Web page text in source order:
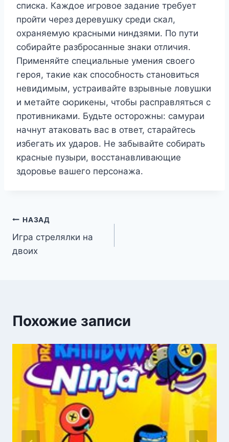
списка. Каждое игровое задание требует
пройти через деревушку среди скал,
охраняемую красными ниндзями. По пути
собирайте разбросанные знаки отличия.
Применяйте специальные умения своего
героя, такие как способность становиться
невидимым, устраивайте взрывные ловушки
и метайте сюрикены, чтобы расправляться с
противниками. Будьте осторожны: самураи
начнут атаковать вас в ответ, старайтесь
избегать их ударов. Не забывайте собирать
красные пузыри, восстанавливающие
здоровье вашего персонажа.
Навигация
по
НАЗАД
Игра стрелялки на
двоих
Похожие записи